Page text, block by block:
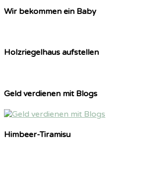
Wir bekommen ein Baby
Holzriegelhaus aufstellen
Geld verdienen mit Blogs
Himbeer-Tiramisu